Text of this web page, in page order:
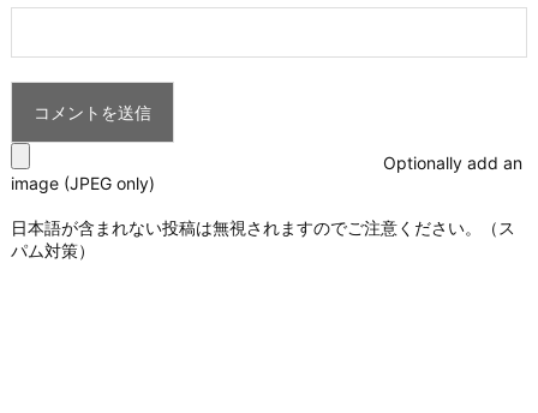
Optionally add an
image (JPEG only)
日本語が含まれない投稿は無視されますのでご注意ください。（ス
パム対策）